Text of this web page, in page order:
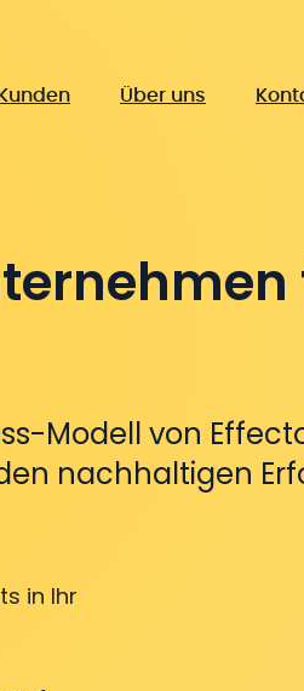
Kunden Über uns
Modell von
nachhaltigen
in Ihr